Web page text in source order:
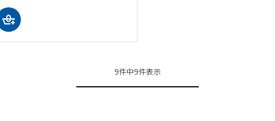
9件中9件表示